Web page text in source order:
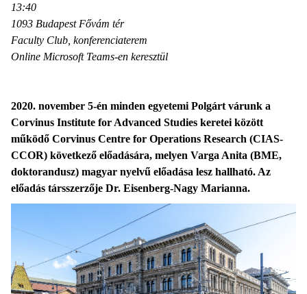
13:40
1093 Budapest Fővám tér
Faculty Club, konferenciaterem
Online Microsoft Teams-en keresztül
2020. november 5-én minden egyetemi Polgárt várunk a
Corvinus Institute for Advanced Studies keretei között
működő Corvinus Centre for Operations Research (CIAS-
CCOR) következő előadására, melyen Varga Anita (BME,
doktorandusz) magyar nyelvű előadása lesz hallható. Az
előadás társszerzője Dr. Eisenberg-Nagy Marianna.